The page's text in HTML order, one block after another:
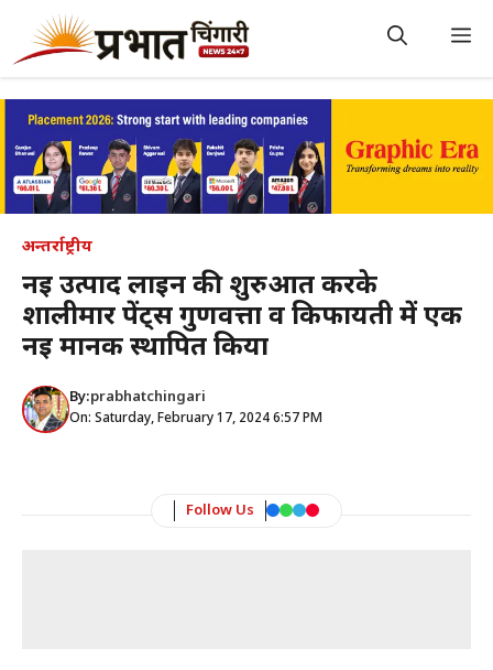
content
अन्तर्राष्ट्रीय
नई उत्पाद लाइन की शुरुआत करके
शालीमार पेंट्स गुणवत्ता व किफायती में एक
नई मानक स्थापित किया
By:prabhatchingari
On: Saturday, February 17, 2024 6:57 PM
Follow Us